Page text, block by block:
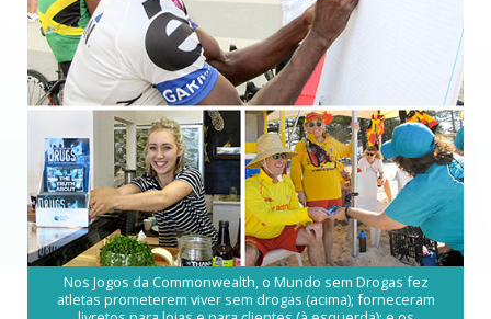
Nos Jogos da Commonwealth, o Mundo sem Drogas fez
atletas prometerem viver sem drogas (acima); forneceram